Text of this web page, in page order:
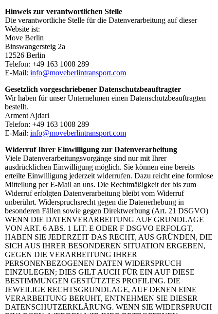
Hinweis zur verantwortlichen Stelle
Die verantwortliche Stelle für die Datenverarbeitung auf dieser
Website ist:
Move Berlin
Binswangersteig 2a
12526 Berlin
Telefon: +49 163 1008 289
E-Mail: info@moveberlintransport.com
Gesetzlich vorgeschriebener Datenschutzbeauftragter
Wir haben für unser Unternehmen einen Datenschutzbeauftragten
bestellt.
Arment Ajdari
Telefon: +49 163 1008 289
E-Mail: info@moveberlintransport.com
Widerruf Ihrer Einwilligung zur Datenverarbeitung
Viele Datenverarbeitungsvorgänge sind nur mit Ihrer
ausdrücklichen Einwilligung möglich. Sie können eine bereits
erteilte Einwilligung jederzeit widerrufen. Dazu reicht eine formlose
Mitteilung per E-Mail an uns. Die Rechtmäßigkeit der bis zum
Widerruf erfolgten Datenverarbeitung bleibt vom Widerruf
unberührt. Widerspruchsrecht gegen die Datenerhebung in
besonderen Fällen sowie gegen Direktwerbung (Art. 21 DSGVO)
WENN DIE DATENVERARBEITUNG AUF GRUNDLAGE
VON ART. 6 ABS. 1 LIT. E ODER F DSGVO ERFOLGT,
HABEN SIE JEDERZEIT DAS RECHT, AUS GRÜNDEN, DIE
SICH AUS IHRER BESONDEREN SITUATION ERGEBEN,
GEGEN DIE VERARBEITUNG IHRER
PERSONENBEZOGENEN DATEN WIDERSPRUCH
EINZULEGEN; DIES GILT AUCH FÜR EIN AUF DIESE
BESTIMMUNGEN GESTÜTZTES PROFILING. DIE
JEWEILIGE RECHTSGRUNDLAGE, AUF DENEN EINE
VERARBEITUNG BERUHT, ENTNEHMEN SIE DIESER
DATENSCHUTZERKLÄRUNG. WENN SIE WIDERSPRUCH